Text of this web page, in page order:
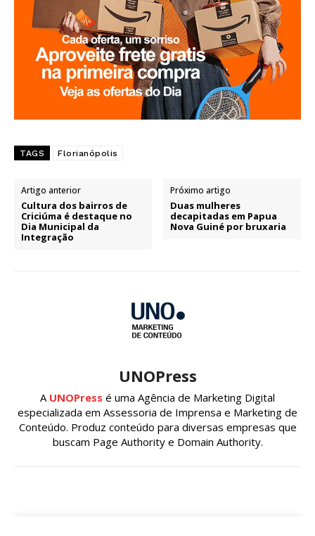
TAGS Florianópolis
Artigo anterior
Cultura dos bairros de
Criciúma é destaque no
Dia Municipal da
Integração
Próximo artigo
Duas mulheres
decapitadas em Papua
Nova Guiné por bruxaria
UNOPress
A UNOPress é uma Agência de Marketing Digital
especializada em Assessoria de Imprensa e Marketing de
Conteúdo. Produz conteúdo para diversas empresas que
buscam Page Authority e Domain Authority.